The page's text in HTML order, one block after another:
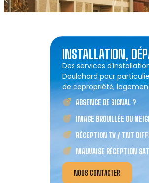
INSTALLATION,
Des services
Doulchard pour
de copropriété,
ABSENCE DE SIGNAL ?
IMAGE BROUILLÉE OU
RÉCEPTION TV / TNT
MAUVAISE RÉCEPTION
NOUS CONTACTER